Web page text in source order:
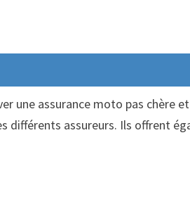
une assurance moto pas chère
différents assureurs. Ils offrent